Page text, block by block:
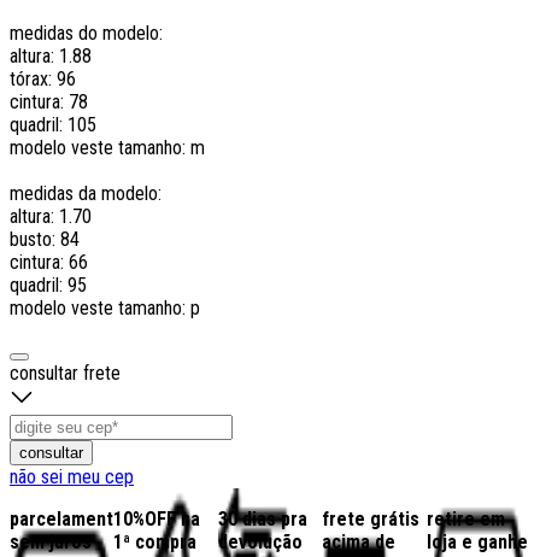
medidas do modelo:
altura: 1.88
tórax: 96
cintura: 78
quadril: 105
modelo veste tamanho: m
medidas da modelo:
altura: 1.70
busto: 84
cintura: 66
quadril: 95
modelo veste tamanho: p
consultar frete
consultar
não sei meu cep
parcelamento
sem juros
10%OFF na
1ª compra
30 dias pra
devolução
frete grátis
acima de
retire em
loja e ganhe